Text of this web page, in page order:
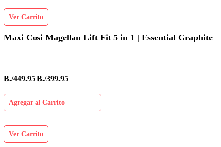
Ver Carrito
Maxi Cosi Magellan Lift Fit 5 in 1 | Essential Graphite
B./449.95 B./399.95
Agregar al Carrito
Ver Carrito